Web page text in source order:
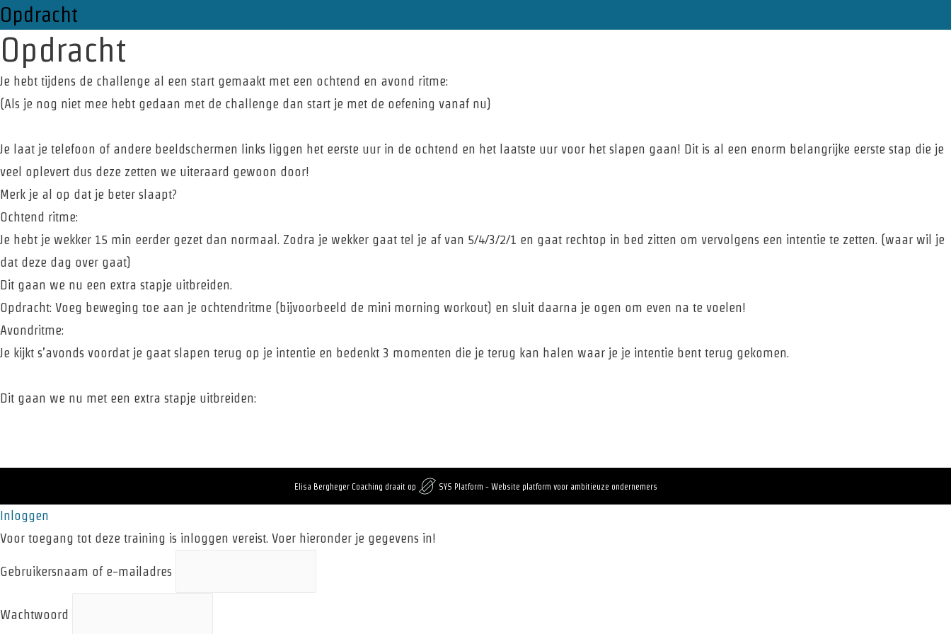
Opdracht
Opdracht
Je hebt tijdens de challenge al een start gemaakt met een ochtend en avond ritme:
(Als je nog niet mee hebt gedaan met de challenge dan start je met de oefening vanaf nu)
Je laat je telefoon of andere beeldschermen links liggen het eerste uur in de ochtend en het laatste uur voor het slapen gaan! Dit is al een enorm belangrijke eerste stap die je
veel oplevert dus deze zetten we uiteraard gewoon door!
Merk je al op dat je beter slaapt?
Ochtend ritme:
Je hebt je wekker 15 min eerder gezet dan normaal. Zodra je wekker gaat tel je af van 5/4/3/2/1 en gaat rechtop in bed zitten om vervolgens een intentie te zetten. (waar wil je
dat deze dag over gaat)
Dit gaan we nu een extra stapje uitbreiden.
Opdracht: Voeg beweging toe aan je ochtendritme (bijvoorbeeld de mini morning workout) en sluit daarna je ogen om even na te voelen!
Avondritme:
Je kijkt s’avonds voordat je gaat slapen terug op je intentie en bedenkt 3 momenten die je terug kan halen waar je je intentie bent terug gekomen.
Dit gaan we nu met een extra stapje uitbreiden:
Elisa Bergheger Coaching draait op SYS Platform - Website platform voor ambitieuze ondernemers
Inloggen
Voor toegang tot deze training is inloggen vereist. Voer hieronder je gegevens in!
Gebruikersnaam of e-mailadres
Wachtwoord